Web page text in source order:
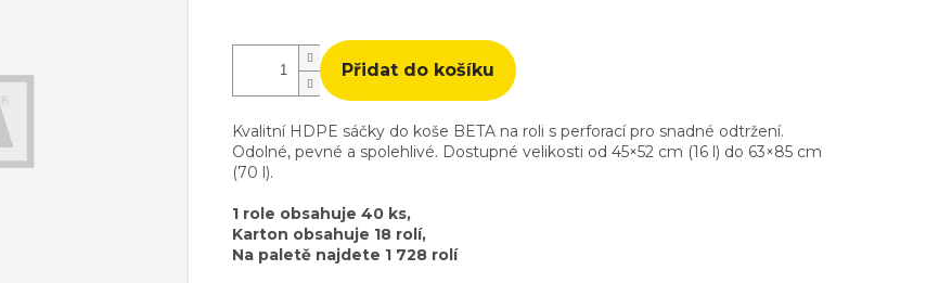
Přidat do košíku
Kvalitní HDPE sáčky do koše BETA na roli s perforací pro snadné odtržení.
Odolné, pevné a spolehlivé. Dostupné velikosti od 45×52 cm (16 l) do 63×85 cm
(70 l).
1 role obsahuje 40 ks,
Karton obsahuje 18 rolí,
Na paletě najdete 1 728 rolí